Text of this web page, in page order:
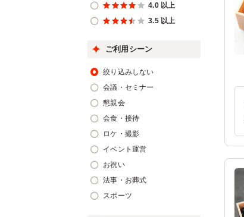
4.0 以上
3.5 以上
ご利用シーン
絞り込みしない
会議・セミナー
懇親会
会食・接待
ロケ・撮影
イベント運営
お祝い
法事・お葬式
スポーツ